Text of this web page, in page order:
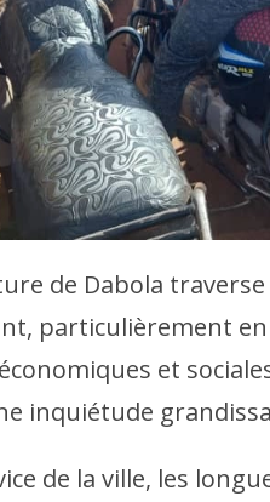
de Dabola
particulièrement
et
inquiétude
de la ville, les